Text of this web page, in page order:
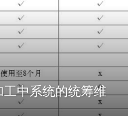
中系统的统筹维